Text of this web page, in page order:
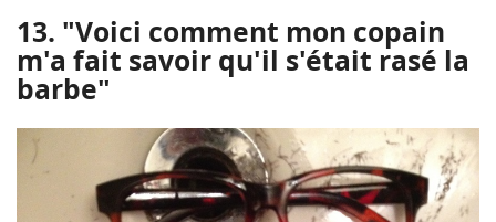
13. "Voici comment mon copain
m'a fait savoir qu'il s'était rasé la
barbe"